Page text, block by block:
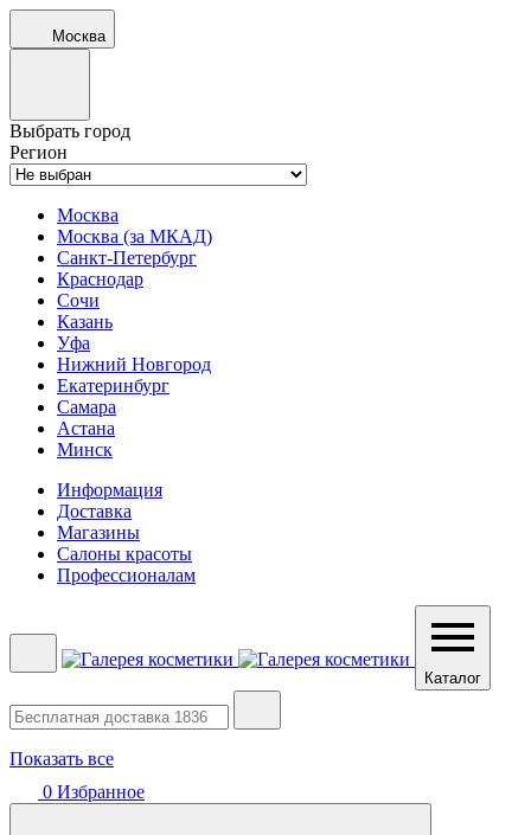
Москва
Выбрать город
Регион
Москва
Москва (за МКАД)
Санкт-Петербург
Краснодар
Сочи
Казань
Уфа
Нижний Новгород
Екатеринбург
Самара
Астана
Минск
Информация
Доставка
Магазины
Салоны красоты
Профессионалам
Каталог
Показать все
0 Избранное